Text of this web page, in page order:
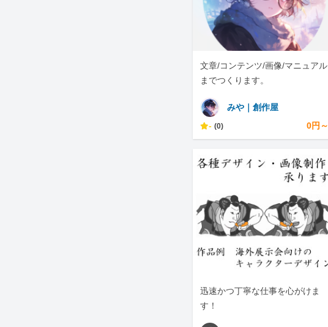
文章/コンテンツ/画像/マニュアル
までつくります。
みや｜創作屋
- (0) 0円～
迅速かつ丁寧な仕事を心がけま
す！